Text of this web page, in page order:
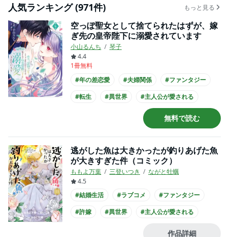
人気ランキング (971件) もっと見る
空っぽ聖女として捨てられたはずが、嫁
ぎ先の皇帝陛下に溺愛されています
小山るんち
琴子
4.4
1冊無料
#年の差恋愛
#夫婦関係
#ファンタジー
#転生
#異世界
#主人公が愛される
#王子様系男子
#主人公が10代女性
無料で読む
逃がした魚は大きかったが釣りあげた魚
が大きすぎた件（コミック）
ももよ万葉 三登いつき
ながと牡蠣
4.5
#結婚生活
#ラブコメ
#ファンタジー
#許嫁
#異世界
#主人公が愛される
#王子様系男子
作品詳細